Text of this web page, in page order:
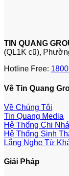
TIN QUANG
(QL1K cũ),
Hotline Free:
Về Tin Quang
Về Chúng Tôi
Tin Quang Media
Hệ Thống Chi
Hệ Thống Sinh
Lắng Nghe Từ
Giải Pháp